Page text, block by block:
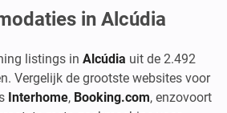
in Alcúdia
listings in Alcúdia uit de 2.492
Vergelijk de grootste websites voor
Interhome, Booking.com, enzovoort